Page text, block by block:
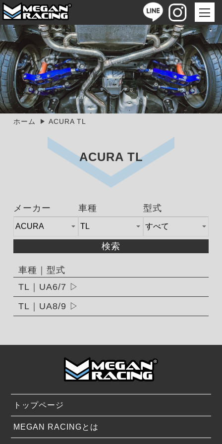
ホーム ACURA TL
ACURA TL
メーカー 車種 型式
検索
車種｜型式
TL｜UA6/7
TL｜UA8/9
トップページ
MEGAN RACINGとは